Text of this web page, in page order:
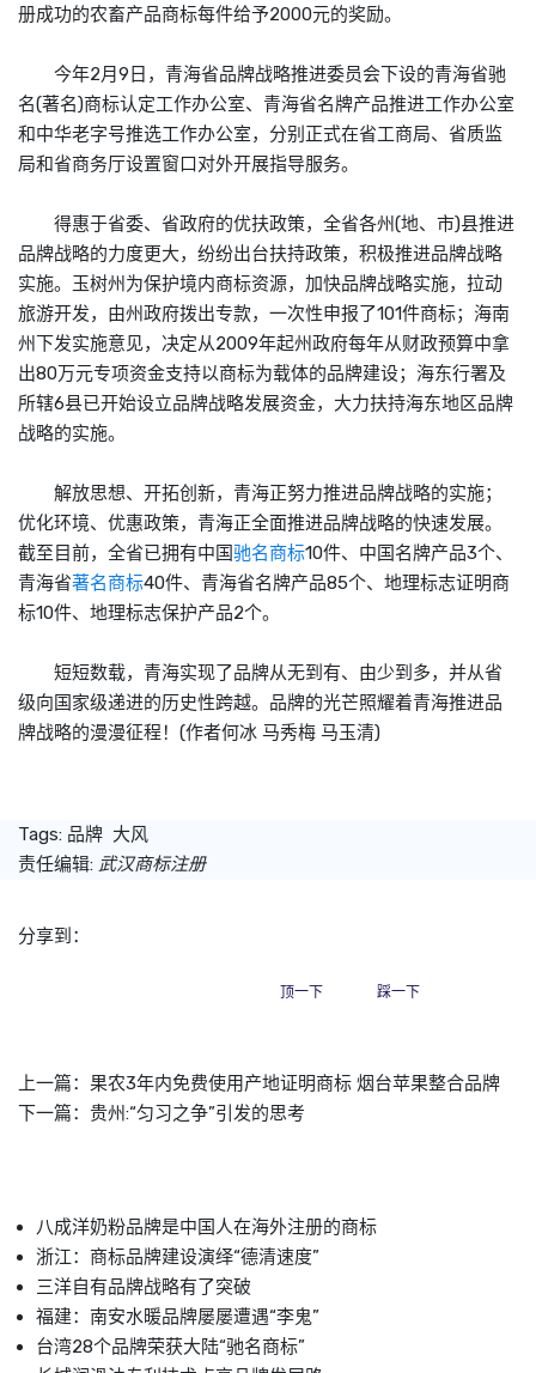
册成功的农畜产品商标每件给予2000元的奖励。
今年2月9日，青海省品牌战略推进委员会下设的青海省驰
名(著名)商标认定工作办公室、青海省名牌产品推进工作办公室
和中华老字号推选工作办公室，分别正式在省工商局、省质监
局和省商务厅设置窗口对外开展指导服务。
得惠于省委、省政府的优扶政策，全省各州(地、市)县推进
品牌战略的力度更大，纷纷出台扶持政策，积极推进品牌战略
实施。玉树州为保护境内商标资源，加快品牌战略实施，拉动
旅游开发，由州政府拨出专款，一次性申报了101件商标；海南
州下发实施意见，决定从2009年起州政府每年从财政预算中拿
出80万元专项资金支持以商标为载体的品牌建设；海东行署及
所辖6县已开始设立品牌战略发展资金，大力扶持海东地区品牌
战略的实施。
解放思想、开拓创新，青海正努力推进品牌战略的实施；
优化环境、优惠政策，青海正全面推进品牌战略的快速发展。
截至目前，全省已拥有中国驰名商标10件、中国名牌产品3个、
青海省著名商标40件、青海省名牌产品85个、地理标志证明商
标10件、地理标志保护产品2个。
短短数载，青海实现了品牌从无到有、由少到多，并从省
级向国家级递进的历史性跨越。品牌的光芒照耀着青海推进品
牌战略的漫漫征程！(作者何冰 马秀梅 马玉清)
Tags: 品牌 大风
责任编辑: 武汉商标注册
分享到：
顶一下 踩一下
上一篇： 果农3年内免费使用产地证明商标 烟台苹果整合品牌
下一篇： 贵州:“匀习之争”引发的思考
八成洋奶粉品牌是中国人在海外注册的商标
浙江：商标品牌建设演绎“德清速度”
三洋自有品牌战略有了突破
福建：南安水暖品牌屡屡遭遇“李鬼”
台湾28个品牌荣获大陆“驰名商标”